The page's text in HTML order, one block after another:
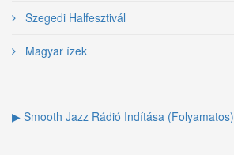
Szegedi Halfesztivál
Magyar ízek
▶ Smooth Jazz Rádió Indítása (Folyamatos)